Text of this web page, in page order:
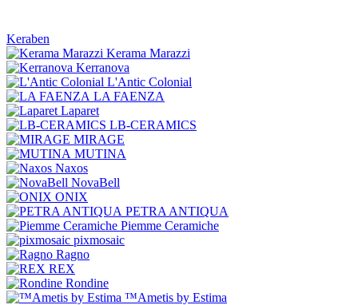
Keraben
Kerama Marazzi
Kerranova
L'Antic Colonial
LA FAENZA
Laparet
LB-CERAMICS
MIRAGE
MUTINA
Naxos
NovaBell
ONIX
PETRA ANTIQUA
Piemme Ceramiche
pixmosaic
Ragno
REX
Rondine
™Ametis by Estima